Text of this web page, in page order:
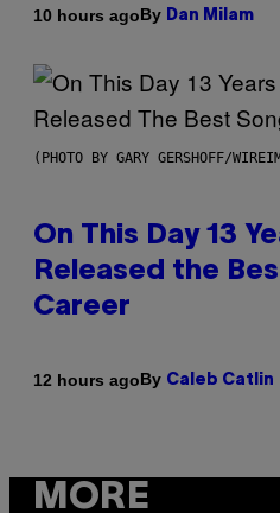
10 hours agoBy Dan Milam
(PHOTO BY GARY GERSHOFF/
On This Day 13
Released the
Career
12 hours agoBy Caleb Catlin
MORE